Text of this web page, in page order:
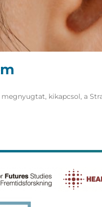
kikapcsol, a